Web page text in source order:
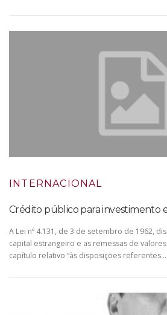
INTERNACIONAL
Crédito público para investimento
A Lei nº 4.131, de 3 de setembro de 1962,
capital estrangeiro e as remessas de
capítulo relativo “às disposições referentes …